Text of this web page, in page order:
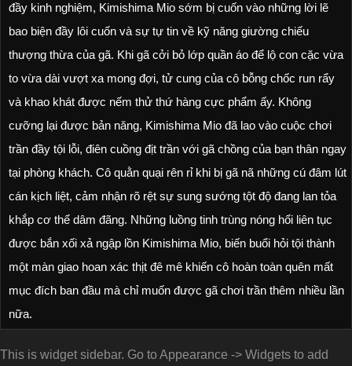
đầy kinh nghiệm, Kimishima Mio sớm bị cuốn vào những lời lẽ
bao biện đầy lôi cuốn và sự tự tin về kỹ năng giường chiếu
thượng thừa của gã. Khi gã cởi bỏ lớp quần áo để lộ con cặc vừa
to vừa dài vượt xa mong đợi, tử cung của cô bỗng chốc run rẩy
và khao khát được nếm thử thứ hàng cực phẩm ấy. Không
cưỡng lại được bản năng, Kimishima Mio đã lao vào cuộc chơi
trần đầy tội lỗi, điên cuồng địt trần với gã chồng của bạn thân ngay
tại phòng khách. Cô quằn quại rên rỉ khi bị gã nã những cú đâm lút
cán kịch liệt, cảm nhận rõ rệt sự sung sướng tột độ đang lan tỏa
khắp cơ thể dâm đãng. Những luồng tinh trùng nóng hổi liên tục
được bắn xối xả ngập lồn Kimishima Mio, biến buổi hỏi tội thành
một màn giao hoan xác thịt đê mê khiến cô hoàn toàn quên mất
mục đích ban đầu mà chỉ muốn được gã chơi trần thêm nhiều lần
nữa.
This is widget sidebar. Go to Appearance -> Widgets to add